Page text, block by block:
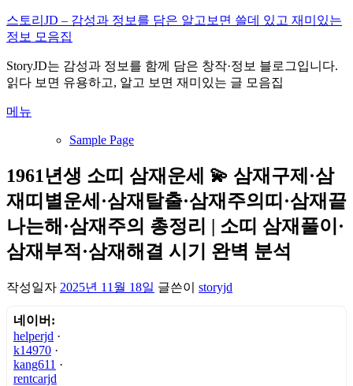
내
용
로
바
가
스토리JD – 감성과 정보를 담은 알고보면 쓸데 있고 재미있는
정보 모음집
StoryJD는 감성과 정보를 함께 담은 창작·정보 블로그입니다.
읽다 보면 유용하고, 알고 보면 재미있는 글 모음집
메뉴
Sample Page
1961년생 소띠 삼재운세 💫 삼재구제·삼
재띠별운세·삼재탈출·삼재주의띠·삼재끝
나는해·삼재주의 총정리 | 소띠 삼재풀이·
삼재부적·삼재해결 시기 완벽 분석
작성일자 2025년 11월 18일 글쓴이 storyjd
네이버:
helperjd ·
k14970 ·
kang611 ·
rentcarjd